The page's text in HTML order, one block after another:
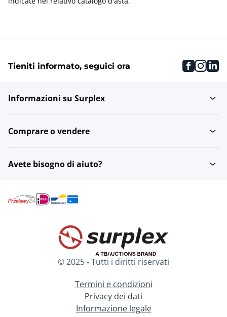
Tieniti informato, seguici ora
Informazioni su Surplex
Comprare o vendere
Avete bisogno di aiuto?
© 2025 - Tutti i diritti riservati
Termini e condizioni
Privacy dei dati
Informazione legale